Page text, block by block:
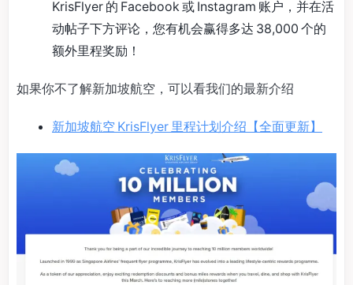
KrisFlyer 的 Facebook 或 Instagram 账户，并在活
动帖子下方评论，您有机会赢得多达 38,000 个的
额外里程奖励！
如果你不了解新加坡航空，可以看我们的最新介绍
新加坡航空 KrisFlyer 里程计划介绍【全面更新】